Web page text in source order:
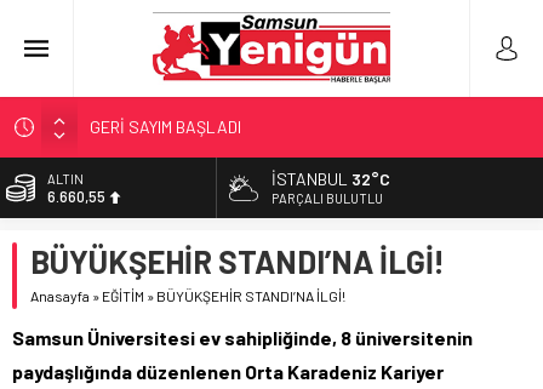
GERİ SAYIM BAŞLADI
SAMSUNSPOR’DA HEDEF 5’İNCİLİK!
‘BAFRA’YA YATIRIM YAPIN!’
YÖNETİCİ SEÇERKEN YAPILAN EN BÜYÜK HATALAR
ALTIN
6.660,55
13.779,39
DOLAR
55,1881
İSTANBUL 32°C
PARÇALI BULUTLU
BÜYÜKŞEHİR STANDI’NA İLGİ!
Anasayfa » EĞİTİM » BÜYÜKŞEHİR STANDI’NA İLGİ!
Samsun Üniversitesi ev sahipliğinde, 8 üniversitenin
paydaşlığında düzenlenen Orta Karadeniz Kariyer